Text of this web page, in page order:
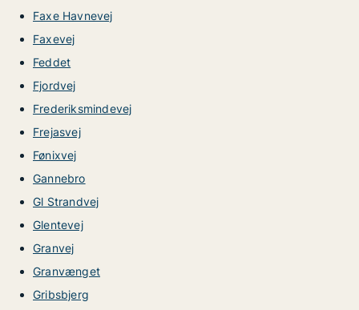
Faxe Havnevej
Faxevej
Feddet
Fjordvej
Frederiksmindevej
Frejasvej
Fønixvej
Gannebro
Gl Strandvej
Glentevej
Granvej
Granvænget
Gribsbjerg